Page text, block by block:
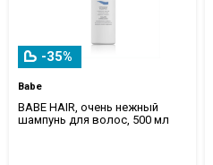
-35%
Babe
BABE HAIR, очень нежный
шампунь для волос, 500 мл